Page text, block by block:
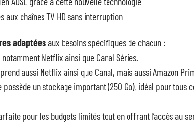
aux chaînes TV HD sans interruption
adaptéesaux besoins spécifiques de chacun :
Netflix ainsi que Canal Séries.
aussi Netflix ainsi que Canal, mais aussi Amazon
possède un stockage important (250 Go), idéal pour tous
pour les budgets limités tout en offrant l’accès au